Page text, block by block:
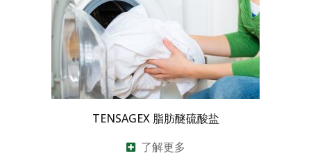
TENSAGEX 脂肪醚硫酸盐
了解更多